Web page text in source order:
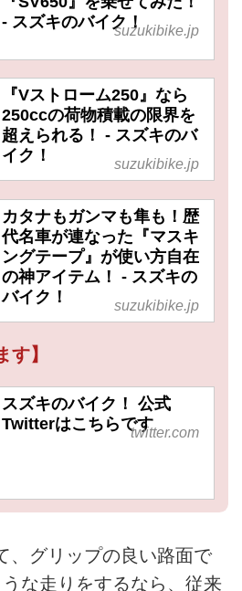
- スズキのバイク！suzukibike.jp
『Vストローム250』なら
250ccの荷物積載の限界を
超えられる！ - スズキのバ
イク！
suzukibike.jp
カタナもガンマも隼も！歴
代名車が連なった『マスキ
ングテープ』が使い方自在
の神アイテム！ - スズキの
バイク！
suzukibike.jp
す】
スズキのバイク！ 公式
Twitterはこちらですtwitter.com
、グリップの良い路面で
な走りをするなら、従来